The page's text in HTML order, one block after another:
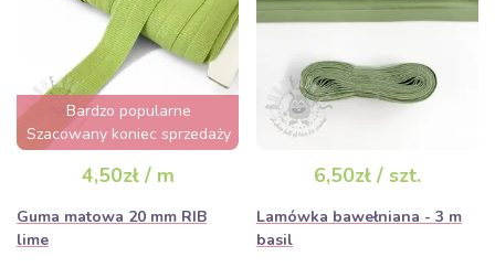
Bardzo popularne
Szacowany koniec sprzedaży
4,50zł / m
Guma matowa 20 mm RIB
lime
6,50zł / szt.
Lamówka bawełniana - 3 m
basil